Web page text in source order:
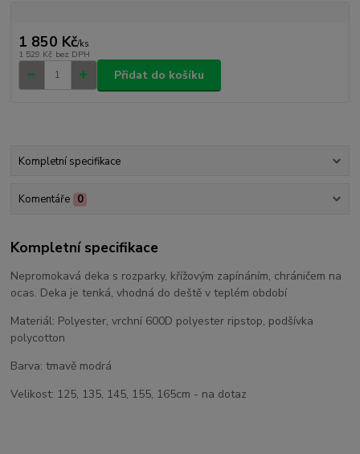
1 850 Kč/ks
1 529 Kč bez DPH
Přidat do košíku
Kompletní specifikace
Komentáře 0
Kompletní specifikace
Nepromokavá deka s rozparky, křížovým zapínáním, chráničem na
ocas. Deka je tenká, vhodná do deště v teplém období
Materiál: Polyester, vrchní 600D polyester ripstop, podšívka
polycotton
Barva: tmavě modrá
Velikost: 125, 135, 145, 155, 165cm - na dotaz